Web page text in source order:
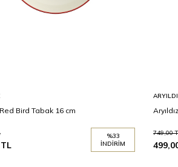
Red Bird Tabak 16 cm
TL
%33
İNDIRIM
749,00